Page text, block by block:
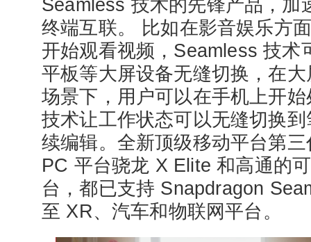
Seamless 技术的先锋产品，加
终端互联。 比如在影音娱乐方
开始观看视频，Seamless 技术
平板等大屏设备无缝切换，在
场景下，用户可以在手机上开
技术让工作状态可以无缝切换
续编辑。全新顶级移动平台第
PC 平台骁龙 X Elite 和高通的
台，都已支持 Snapdragon
至 XR、汽车和物联网平台。